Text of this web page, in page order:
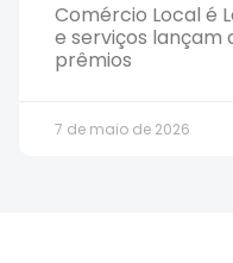
Comércio Local é
e serviços lançam
prêmios
7 de maio de 2026